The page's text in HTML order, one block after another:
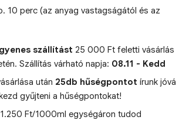
10 perc (az anyag vastagságától és az
szállítást 25 000 Ft feletti vásárlás
Szállítás várható napja: 08.11 - Kedd
után 25db hűségpontot írunk jóvá
gyűjteni a hűségpontokat!
Ft/1000ml egységáron tudod